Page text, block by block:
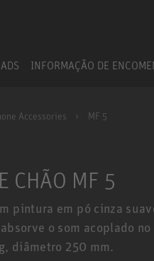
INFORMAÇÃO DE
Accessories MF 5
CHÃO MF 5
pintura em pó cinza
o som acoplado
diâmetro 250 mm.